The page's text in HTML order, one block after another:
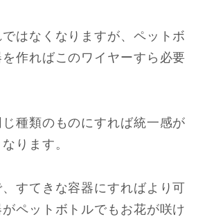
はなくなりますが、ペットボ
を作ればこのワイヤーすら必要
種類のものにすれば統一感が
ります。
すてきな容器にすればより可
ペットボトルでもお花が咲け